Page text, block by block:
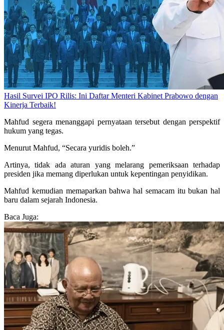
Hasil Survei IPO Rilis: Ini Daftar Menteri Kabinet Prabowo dengan
Kinerja Terbaik!
Mahfud segera menanggapi pernyataan tersebut dengan perspektif
hukum yang tegas.
Menurut Mahfud, “Secara yuridis boleh.”
Artinya, tidak ada aturan yang melarang pemeriksaan terhadap
presiden jika memang diperlukan untuk kepentingan penyidikan.
Mahfud kemudian memaparkan bahwa hal semacam itu bukan hal
baru dalam sejarah Indonesia.
Baca Juga: